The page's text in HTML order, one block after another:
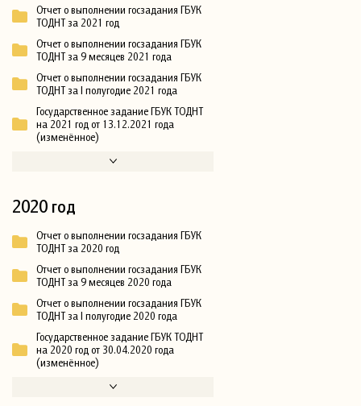
Отчет о выполнении госзадания ГБУК
ТОДНТ за 2021 год
Отчет о выполнении госзадания ГБУК
ТОДНТ за 9 месяцев 2021 года
Отчет о выполнении госзадания ГБУК
ТОДНТ за I полугодие 2021 года
Государственное задание ГБУК ТОДНТ
на 2021 год от 13.12.2021 года
(изменённое)
2020 год
Отчет о выполнении госзадания ГБУК
ТОДНТ за 2020 год
Отчет о выполнении госзадания ГБУК
ТОДНТ за 9 месяцев 2020 года
Отчет о выполнении госзадания ГБУК
ТОДНТ за I полугодие 2020 года
Государственное задание ГБУК ТОДНТ
на 2020 год от 30.04.2020 года
(изменённое)